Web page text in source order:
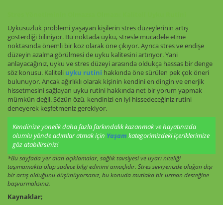
Uykusuzluk problemi yaşayan kişilerin stres düzeylerinin artış
gösterdiği biliniyor. Bu noktada uyku, stresle mücadele etme
noktasında önemli bir koz olarak öne çıkıyor. Ayrıca stres ve endişe
düzeyin azalma görülmesi de uyku kalitesini artırıyor. Yani
anlayacağınız, uyku ve stres düzeyi arasında oldukça hassas bir denge
söz konusu. Kaliteli uyku rutini hakkında öne sürülen pek çok öneri
bulunuyor. Ancak ağırlıklı olarak kişinin kendini en dingin ve enerjik
hissetmesini sağlayan uyku rutini hakkında net bir yorum yapmak
mümkün değil. Sözün özü, kendinizi en iyi hissedeceğiniz rutini
deneyerek keşfetmeniz gerekiyor.
Kendinize yönelik daha fazla farkındalık kazanmak ve hayatınızda
olumlu yönde adımlar atmak için Yaşam kategorimizdeki içeriklerimize
göz atabilirsiniz!
*Bu sayfada yer alan açıklamalar, sağlık tavsiyesi ve uyarı niteliği
taşımamakta olup sadece bilgi edinimi amaçlıdır. Stres seviyenizde olağan dışı
bir artış olduğunu düşünüyorsanız, bu konuda mutlaka bir uzman desteğine
başvurmalısınız.
Kaynaklar;